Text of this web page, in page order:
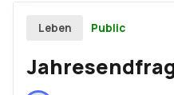
Leben Public